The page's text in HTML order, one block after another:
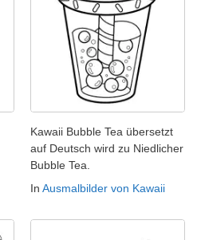
Kawaii Bubble Tea übersetzt
auf Deutsch wird zu Niedlicher
Bubble Tea.
In Ausmalbilder von Kawaii